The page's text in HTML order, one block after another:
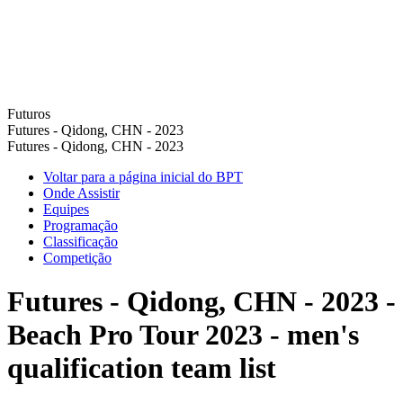
Futuros
Futures - Qidong, CHN - 2023
Futures - Qidong, CHN - 2023
Voltar para a página inicial do BPT
Onde Assistir
Equipes
Programação
Classificação
Competição
Futures - Qidong, CHN - 2023 -
Beach Pro Tour 2023 - men's
qualification team list